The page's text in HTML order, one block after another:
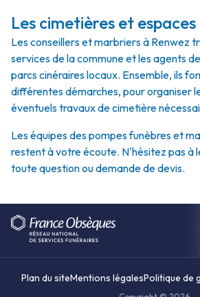
Les cimetières et
Les conseillers et marbriers à Renwez
services de la commune et les agents
parcs cinéraires locaux. Ensemble, ils
différentes démarches, pour organiser
éventuels travaux de cimetière
Les équipes des pompes funèbres et
restent à votre écoute. N'hésitez pas à
toute question ou demande de devis.
Plan du siteMentions légalesPolitique de